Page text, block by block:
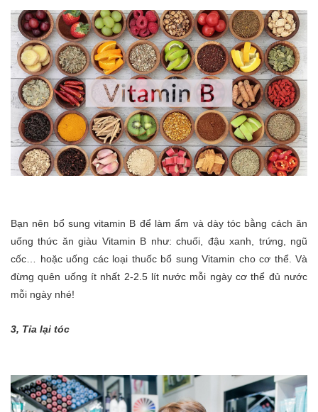
Bạn nên bổ sung vitamin B để làm ẩm và dày tóc bằng cách ăn
uống thức ăn giàu Vitamin B như: chuối, đậu xanh, trứng, ngũ
cốc… hoặc uống các loại thuốc bổ sung Vitamin cho cơ thể. Và
đừng quên uống ít nhất 2-2.5 lít nước mỗi ngày cơ thể đủ nước
mỗi ngày nhé!
3, Tỉa lại tóc